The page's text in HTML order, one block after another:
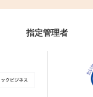
指定管理者